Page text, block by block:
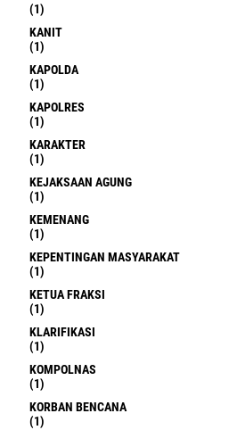
(1)
KANIT
(1)
KAPOLDA
(1)
KAPOLRES
(1)
KARAKTER
(1)
KEJAKSAAN AGUNG
(1)
KEMENANG
(1)
KEPENTINGAN MASYARAKAT
(1)
KETUA FRAKSI
(1)
KLARIFIKASI
(1)
KOMPOLNAS
(1)
KORBAN BENCANA
(1)